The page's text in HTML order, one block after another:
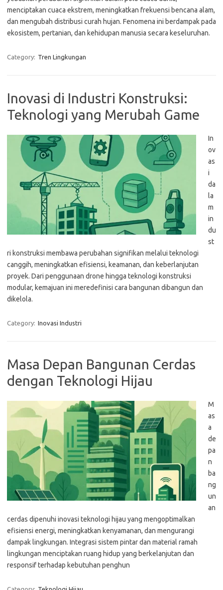
menciptakan cuaca ekstrem, meningkatkan frekuensi bencana alam,
dan mengubah distribusi curah hujan. Fenomena ini berdampak pada
ekosistem, pertanian, dan kehidupan manusia secara keseluruhan.
Category: Tren Lingkungan
Inovasi di Industri Konstruksi:
Teknologi yang Merubah Game
In
ov
as
i
da
la
m
in
du
st
ri konstruksi membawa perubahan signifikan melalui teknologi
canggih, meningkatkan efisiensi, keamanan, dan keberlanjutan
proyek. Dari penggunaan drone hingga teknologi konstruksi
modular, kemajuan ini meredefinisi cara bangunan dibangun dan
dikelola.
Category: Inovasi Industri
Masa Depan Bangunan Cerdas
dengan Teknologi Hijau
M
as
a
de
pa
n
ba
ng
un
an
cerdas dipenuhi inovasi teknologi hijau yang mengoptimalkan
efisiensi energi, meningkatkan kenyamanan, dan mengurangi
dampak lingkungan. Integrasi sistem pintar dan material ramah
lingkungan menciptakan ruang hidup yang berkelanjutan dan
responsif terhadap kebutuhan penghun